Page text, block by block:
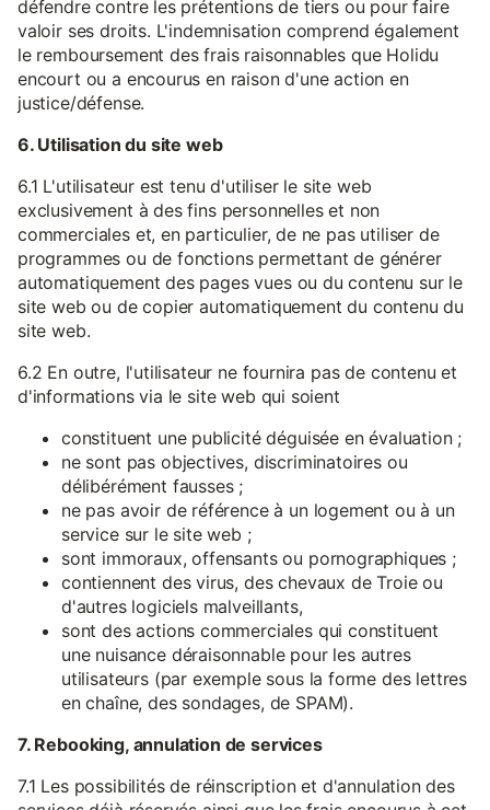
défendre contre les prétentions de tiers ou pour faire
valoir ses droits. L'indemnisation comprend également
le remboursement des frais raisonnables que Holidu
encourt ou a encourus en raison d'une action en
justice/défense.
6. Utilisation du site web
6.1 L'utilisateur est tenu d'utiliser le site web
exclusivement à des fins personnelles et non
commerciales et, en particulier, de ne pas utiliser de
programmes ou de fonctions permettant de générer
automatiquement des pages vues ou du contenu sur le
site web ou de copier automatiquement du contenu du
site web.
6.2 En outre, l'utilisateur ne fournira pas de contenu et
d'informations via le site web qui soient
constituent une publicité déguisée en évaluation ;
ne sont pas objectives, discriminatoires ou
délibérément fausses ;
ne pas avoir de référence à un logement ou à un
service sur le site web ;
sont immoraux, offensants ou pornographiques ;
contiennent des virus, des chevaux de Troie ou
d'autres logiciels malveillants,
sont des actions commerciales qui constituent
une nuisance déraisonnable pour les autres
utilisateurs (par exemple sous la forme des lettres
en chaîne, des sondages, de SPAM).
7. Rebooking, annulation de services
7.1 Les possibilités de réinscription et d'annulation des